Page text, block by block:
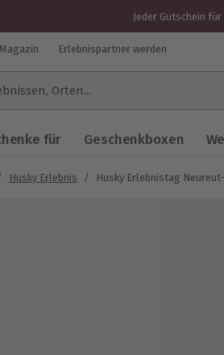
Jeder Gutschein
Magazin Erlebnispartner werden
für Geschenkboxen
Husky Erlebnis / Husky Erlebnistag